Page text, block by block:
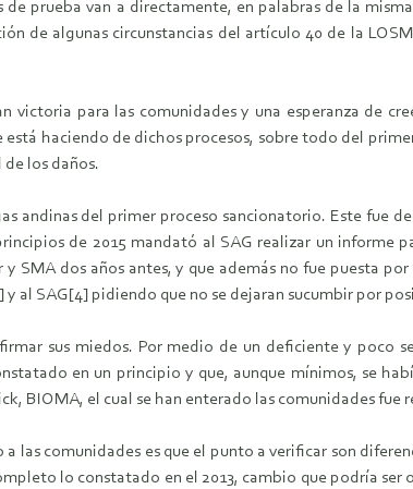
de prueba van a directamente, en palabras de la
de algunas circunstancias del artículo 40 de la
para las comunidades y una esperanza de
haciendo de dichos procesos, sobre todo del
los daños.
andinas del primer proceso sancionatorio. Este fue
de 2015 mandató al SAG realizar un informe
dos años antes, y que además no fue puesta
al SAG[4] pidiendo que no se dejaran sucumbir por
sus miedos. Por medio de un deficiente y poco
en un principio y que, aunque mínimos, se
BIOMA, el cual se han enterado las comunidades fue
las comunidades es que el punto a verificar son
lo constatado en el 2013, cambio que podría